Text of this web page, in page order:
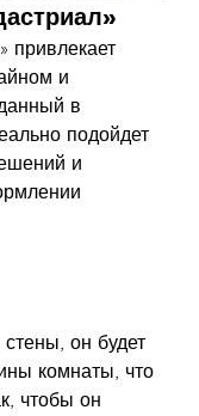
привлекает
и
в
подойдет
и
он будет
комнаты, что
чтобы он